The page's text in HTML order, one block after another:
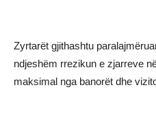
Zyrtarët gjithashtu
ndjeshëm rrezikun e zjarreve
maksimal nga banorët dhe